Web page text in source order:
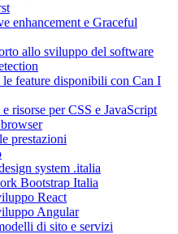
enhancement e Graceful
allo sviluppo del software
feature disponibili con Can I
risorse per CSS e JavaScript
prestazioni
system .italia
Bootstrap Italia
React
Angular
di sito e servizi